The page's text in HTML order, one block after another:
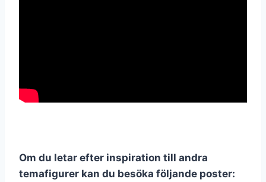
Om du letar efter inspiration till andra
temafigurer kan du besöka följande poster: